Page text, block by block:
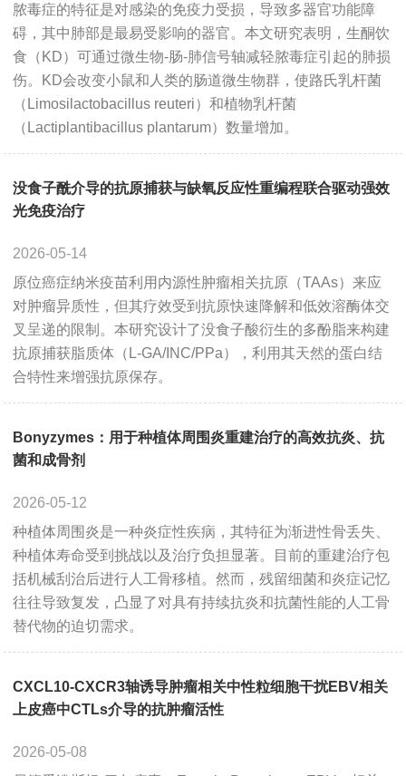
About NeoBioscience Honor
Contact Us News
Distributors
脓毒症的特征是对感染的免疫力受损，导致多器官功能障
碍，其中肺部是最易受影响的器官。本文研究表明，生酮饮
食（KD）可通过微生物-肠-肺信号轴减轻脓毒症引起的肺损
伤。KD会改变小鼠和人类的肠道微生物群，使路氏乳杆菌
（Limosilactobacillus reuteri）和植物乳杆菌
（Lactiplantibacillus plantarum）数量增加。
没食子酰介导的抗原捕获与缺氧反应性重编程联合驱动强效
光免疫治疗
2026-05-14
原位癌症纳米疫苗利用内源性肿瘤相关抗原（TAAs）来应
对肿瘤异质性，但其疗效受到抗原快速降解和低效溶酶体交
叉呈递的限制。本研究设计了没食子酸衍生的多酚脂来构建
抗原捕获脂质体（L-GA/INC/PPa），利用其天然的蛋白结
合特性来增强抗原保存。
Bonyzymes：用于种植体周围炎重建治疗的高效抗炎、抗
菌和成骨剂
2026-05-12
种植体周围炎是一种炎症性疾病，其特征为渐进性骨丢失、
种植体寿命受到挑战以及治疗负担显著。目前的重建治疗包
括机械刮治后进行人工骨移植。然而，残留细菌和炎症记忆
往往导致复发，凸显了对具有持续抗炎和抗菌性能的人工骨
替代物的迫切需求。
CXCL10-CXCR3轴诱导肿瘤相关中性粒细胞干扰EBV相关
上皮癌中CTLs介导的抗肿瘤活性
2026-05-08